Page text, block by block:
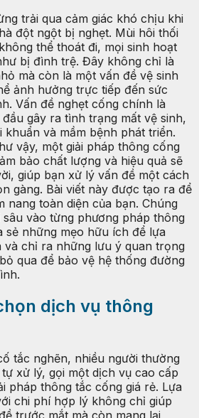
trải qua cảm giác khó chịu khi
đột ngột bị nghẹt. Mùi hôi thối
thể thoát đi, mọi sinh hoạt
bị đình trệ. Đây không chỉ là
mà còn là một vấn đề vệ sinh
ảnh hưởng trực tiếp đến sức
Vấn đề nghẹt cống chính là
gây ra tình trạng mất vệ sinh,
khuẩn và mầm bệnh phát triển.
vậy, một giải pháp thông cống
bảo chất lượng và hiệu quả sẽ
giúp bạn xử lý vấn đề một cách
gàng. Bài viết này được tạo ra để
nang toàn diện của bạn. Chúng
vào từng phương pháp thông
sẻ những mẹo hữu ích để lựa
chỉ ra những lưu ý quan trọng
qua để bảo vệ hệ thống đường
dịch vụ thông
tắc nghẽn, nhiều người thường
xử lý, gọi một dịch vụ cao cấp
pháp thông tắc cống giá rẻ. Lựa
chi phí hợp lý không chỉ giúp
trước mắt mà còn mang lại